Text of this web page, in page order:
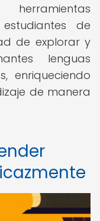
de
de explorar y
lenguas
enriqueciendo
de manera